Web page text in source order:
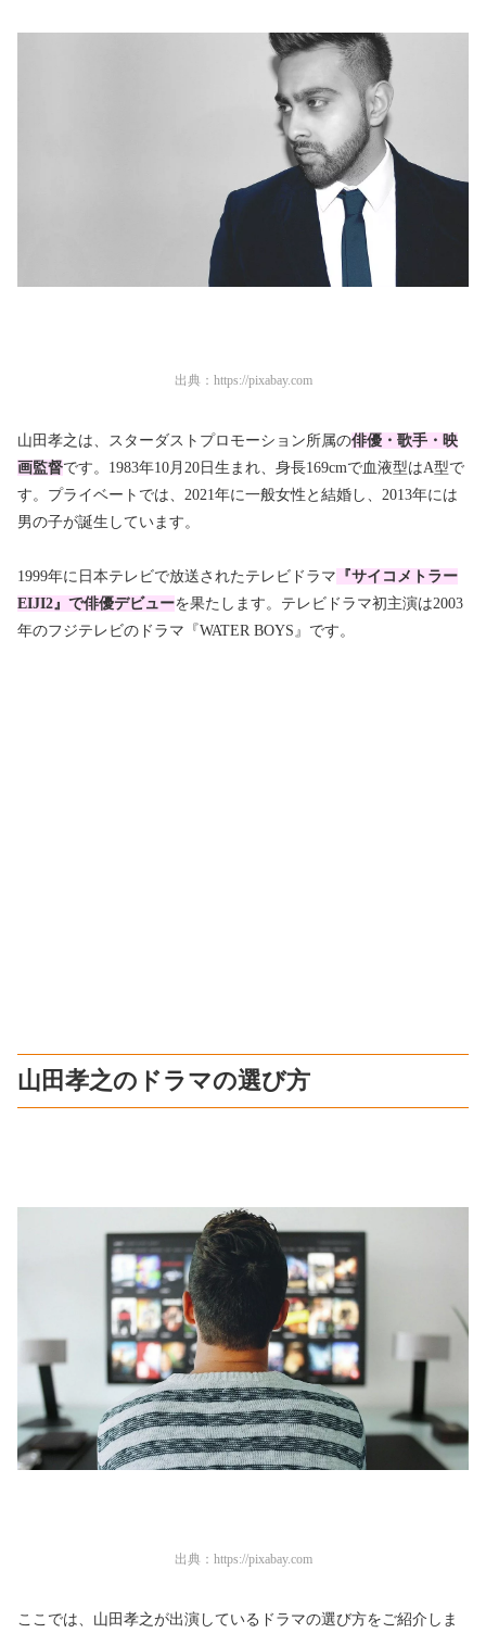
出典： https://pixabay.com
山田孝之は、スターダストプロモーション所属の俳優・歌手・映
画監督です。1983年10月20日生まれ、身長169cmで血液型はA型で
す。プライベートでは、2021年に一般女性と結婚し、2013年には
男の子が誕生しています。
1999年に日本テレビで放送されたテレビドラマ 『サイコメトラー
EIJI2』で俳優デビューを果たします。テレビドラマ初主演は2003
年のフジテレビのドラマ『WATER BOYS』です。
山田孝之のドラマの選び方
出典： https://pixabay.com
ここでは、山田孝之が出演しているドラマの選び方をご紹介しま